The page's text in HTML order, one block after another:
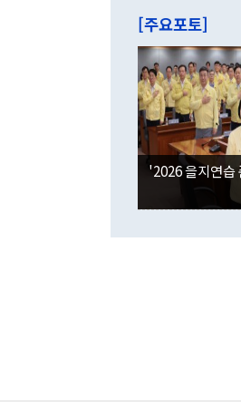
[주요포토]
'2026 을지연습